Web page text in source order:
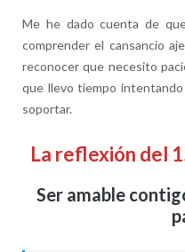
Me he dado cuenta de
comprender el cansancio
reconocer que necesito
que llevo tiempo
soportar.
La reflexión del
Ser amable